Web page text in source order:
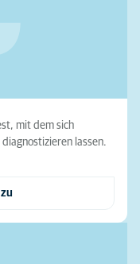
mit dem sich
lassen.